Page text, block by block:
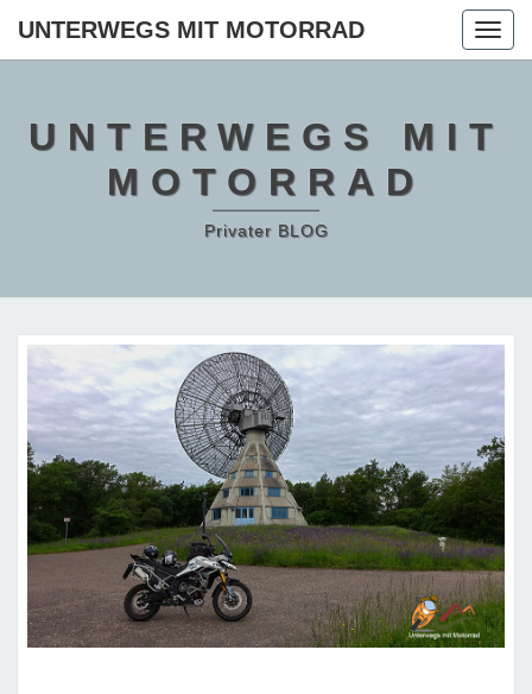
UNTERWEGS MIT MOTORRAD
UNTERWEGS MIT
MOTORRAD
Privater BLOG